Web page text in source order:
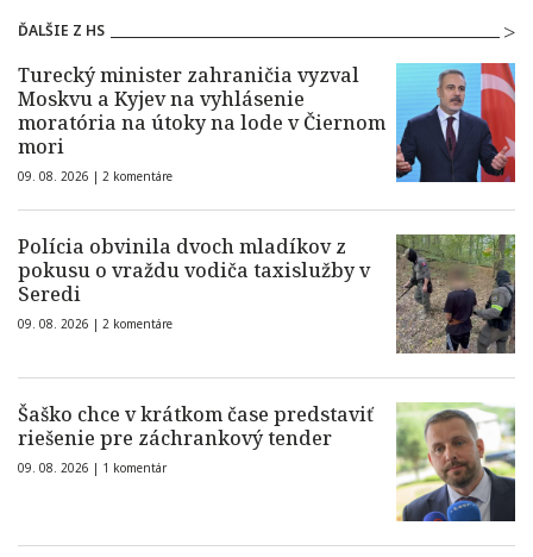
ĎALŠIE Z HS
Turecký minister zahraničia vyzval
Moskvu a Kyjev na vyhlásenie
moratória na útoky na lode v Čiernom
mori
09. 08. 2026 | 2 komentáre
Polícia obvinila dvoch mladíkov z
pokusu o vraždu vodiča taxislužby v
Seredi
09. 08. 2026 | 2 komentáre
Šaško chce v krátkom čase predstaviť
riešenie pre záchrankový tender
09. 08. 2026 | 1 komentár